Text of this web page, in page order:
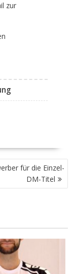
zur
für die Einzel-
DM-Titel